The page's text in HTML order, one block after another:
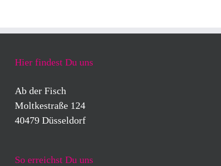
Hier findest Du uns
Ab der Fisch
Moltkestraße 124
40479 Düsseldorf
So erreichst Du uns